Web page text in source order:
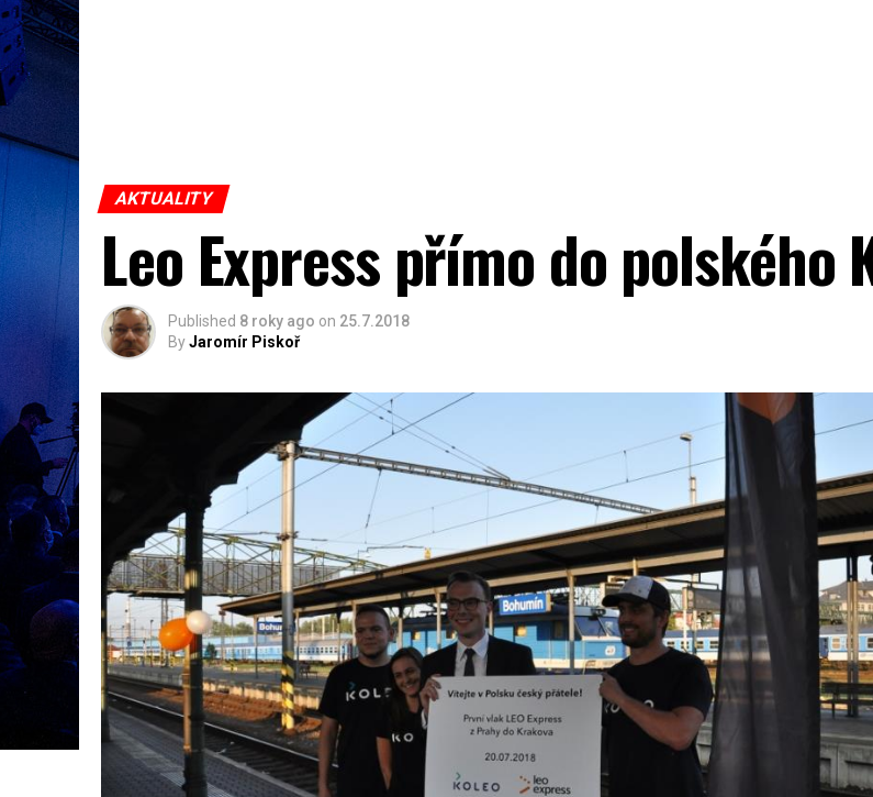
AKTUALITY
Leo Express přímo do polského
Published 8 roky ago on 25.7.2018
ByJaromír Piskoř